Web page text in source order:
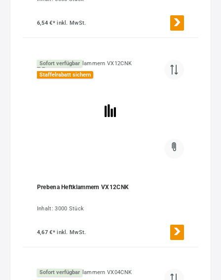
6,54 €*inkl. MwSt.
Sofort verfügbar
Staffelrabatt sichern
Prebena Heftklammern VX12CNK
Inhalt:3000 Stück
4,67 €*inkl. MwSt.
Sofort verfügbar